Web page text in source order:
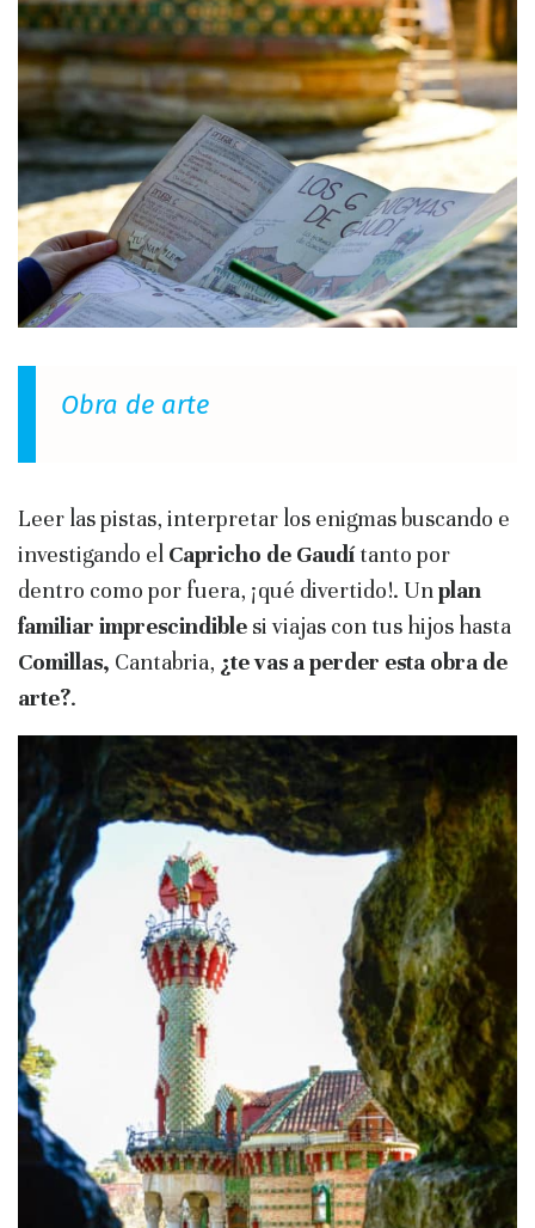
Obra de arte
Leer las pistas, interpretar los enigmas buscando e
investigando el Capricho de Gaudítanto por
dentro como por fuera, ¡qué divertido!. Unplan
familiar imprescindible si viajas con tus hijos hasta
Comillas, Cantabria, ¿te vas a perder esta obra de
arte?.